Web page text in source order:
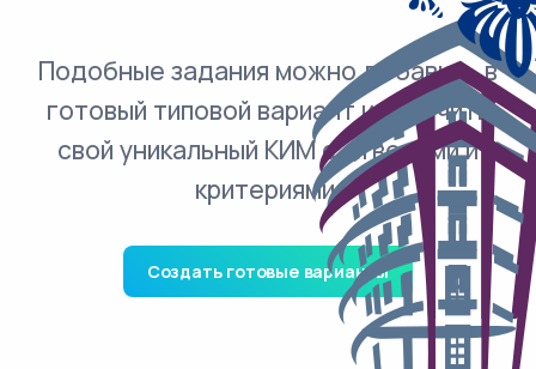
Подобные задания можно добавить в
готовый типовой вариант и получить
свой уникальный КИМ с ответами и
критериями.
Создать готовые варианты